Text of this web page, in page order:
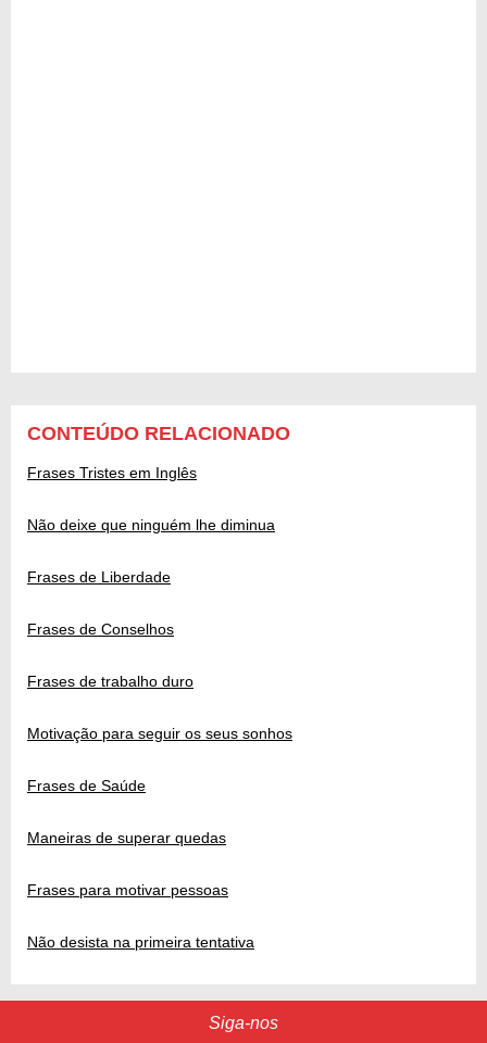
CONTEÚDO RELACIONADO
Frases Tristes em Inglês
Não deixe que ninguém lhe diminua
Frases de Liberdade
Frases de Conselhos
Frases de trabalho duro
Motivação para seguir os seus sonhos
Frases de Saúde
Maneiras de superar quedas
Frases para motivar pessoas
Não desista na primeira tentativa
Siga-nos